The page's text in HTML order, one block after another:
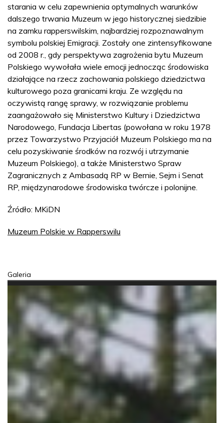
starania w celu zapewnienia optymalnych warunków
dalszego trwania Muzeum w jego historycznej siedzibie
na zamku rapperswilskim, najbardziej rozpoznawalnym
symbolu polskiej Emigracji. Zostały one zintensyfikowane
od 2008 r., gdy perspektywa zagrożenia bytu Muzeum
Polskiego wywołała wiele emocji jednocząc środowiska
działające na rzecz zachowania polskiego dziedzictwa
kulturowego poza granicami kraju. Ze względu na
oczywistą rangę sprawy, w rozwiązanie problemu
zaangażowało się Ministerstwo Kultury i Dziedzictwa
Narodowego, Fundacja Libertas (powołana w roku 1978
przez Towarzystwo Przyjaciół Muzeum Polskiego ma na
celu pozyskiwanie środków na rozwój i utrzymanie
Muzeum Polskiego), a także Ministerstwo Spraw
Zagranicznych z Ambasadą RP w Bernie, Sejm i Senat
RP, międzynarodowe środowiska twórcze i polonijne.
Źródło: MKiDN
Muzeum Polskie w Rapperswilu
Galeria